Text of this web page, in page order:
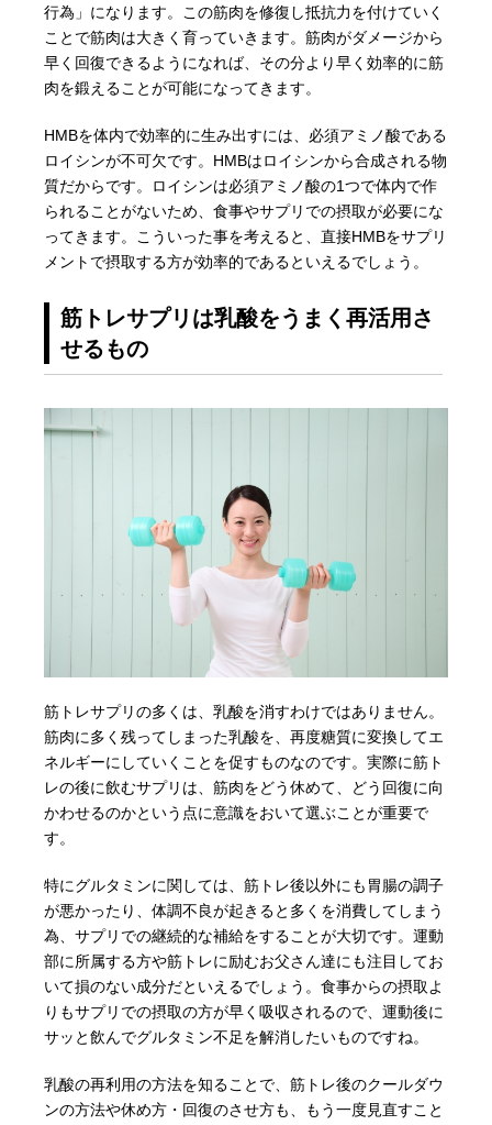
行為」になります。この筋肉を修復し抵抗力を付けていく
ことで筋肉は大きく育っていきます。筋肉がダメージから
早く回復できるようになれば、その分より早く効率的に筋
肉を鍛えることが可能になってきます。
HMBを体内で効率的に生み出すには、必須アミノ酸である
ロイシンが不可欠です。HMBはロイシンから合成される物
質だからです。ロイシンは必須アミノ酸の1つで体内で作
られることがないため、食事やサプリでの摂取が必要にな
ってきます。こういった事を考えると、直接HMBをサプリ
メントで摂取する方が効率的であるといえるでしょう。
筋トレサプリは乳酸をうまく再活用さ
せるもの
筋トレサプリの多くは、乳酸を消すわけではありません。
筋肉に多く残ってしまった乳酸を、再度糖質に変換してエ
ネルギーにしていくことを促すものなのです。実際に筋ト
レの後に飲むサプリは、筋肉をどう休めて、どう回復に向
かわせるのかという点に意識をおいて選ぶことが重要で
す。
特にグルタミンに関しては、筋トレ後以外にも胃腸の調子
が悪かったり、体調不良が起きると多くを消費してしまう
為、サプリでの継続的な補給をすることが大切です。運動
部に所属する方や筋トレに励むお父さん達にも注目してお
いて損のない成分だといえるでしょう。食事からの摂取よ
りもサプリでの摂取の方が早く吸収されるので、運動後に
サッと飲んでグルタミン不足を解消したいものですね。
乳酸の再利用の方法を知ることで、筋トレ後のクールダウ
ンの方法や休め方・回復のさせ方も、もう一度見直すこと